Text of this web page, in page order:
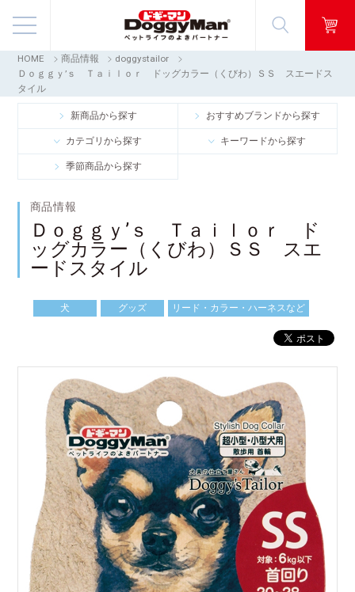
商品情報
映像ギャラリー
知る・楽しむ
お客様窓口・Q＆A
会社情報
サイトマップ
HOME 商品情報
doggystailor
Ｄｏｇｇｙ’ｓ Ｔａｉｌｏｒ ドッグカラー（くびわ）ＳＳ スエードス
タイル
新商品から探す おすすめブランドから探す
カテゴリから探す キーワードから探す
季節商品から探す
商品情報
Ｄｏｇｇｙ’ｓ Ｔａｉｌｏｒ ド
ッグカラー（くびわ）ＳＳ スエ
ードスタイル
犬 グッズ リード・カラー・ハーネスなど